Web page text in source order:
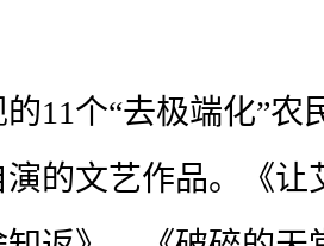
11个“去极端化”农
的文艺作品。《让